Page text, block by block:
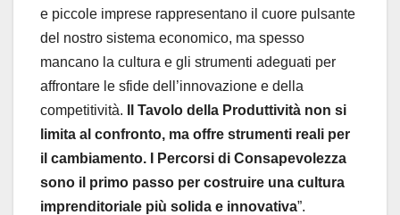
e piccole imprese rappresentano il cuore pulsante
del nostro sistema economico, ma spesso
mancano la cultura e gli strumenti adeguati per
affrontare le sfide dell ’innovazione e della
competitività. Il Tavolo della Produttività non si
limita al confronto, ma offre strumenti reali per
il cambiamento. I Percorsi di Consapevolezza
sono il primo passo per costruire una cultura
imprenditoriale più solida e innovativa”.